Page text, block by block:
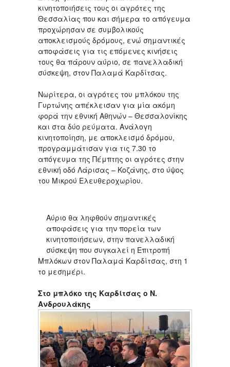
κινητοποιήσεις τους οι αγρότες της
Θεσσαλίας που και σήμερα το απόγευμα
προχώρησαν σε συμβολικούς
αποκλεισμούς δρόμους, ενώ σημαντικές
αποφάσεις για τις επόμενες κινήσεις
τους θα πάρουν αύριο, σε πανελλαδική
σύσκεψη, στον Παλαμά Καρδίτσας.
Νωρίτερα, οι αγρότες του μπλόκου της
Γυρτώνης απέκλεισαν για μία ακόμη
φορά την εθνική Αθηνών – Θεσσαλονίκης
και στα δύο ρεύματα. Ανάλογη
κινητοποίηση, με αποκλεισμό δρόμου,
προγραμμάτισαν για τις 7.30 το
απόγευμα της Πέμπτης οι αγρότες στην
εθνική οδό Λάρισας – Κοζάνης, στο ύψος
του Μικρού Ελευθεροχωρίου.
Unmute
Remaining
Time -0:00
Fullscreen
Αύριο θα ληφθούν σημαντικές
αποφάσεις για την πορεία των
κινητοποιήσεων, στην πανελλαδική
σύσκεψη που συγκαλεί η Επιτροπή
Μπλόκων στον Παλαμά Καρδίτσας, στη 1
το μεσημέρι.
Στο μπλόκο της Καρδίτσας ο Ν.
Ανδρουλάκης